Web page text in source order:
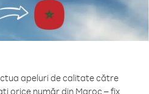
apeluri de calitate către
orice număr din Maroc – fix